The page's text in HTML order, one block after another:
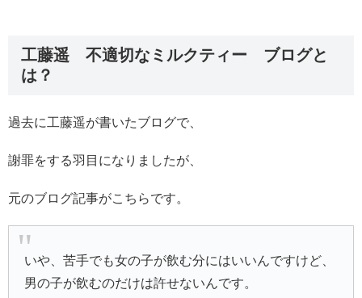
工藤遥 不適切なミルクティー ブログと
は？
過去に工藤遥が書いたブログで、
謝罪をする羽目になりましたが、
元のブログ記事がこちらです。
いや、苦手でも女の子が飲む分にはいいんですけど、
男の子が飲むのだけは許せないんです。